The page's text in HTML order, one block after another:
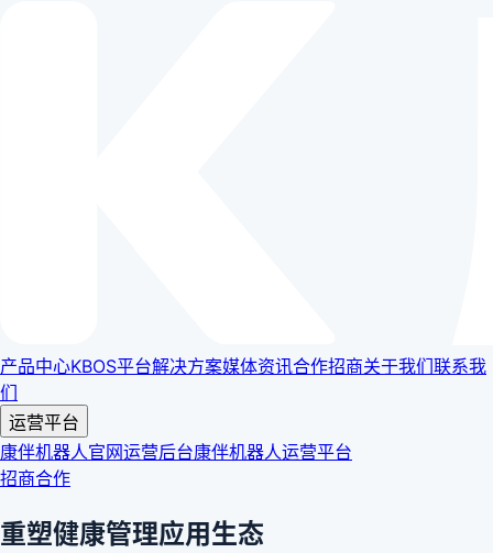
产品中心KBOS平台解决方案媒体资讯合作招商关于我们联系我
们
运营平台
康伴机器人官网运营后台康伴机器人运营平台
招商合作
重塑健康管理应用生态